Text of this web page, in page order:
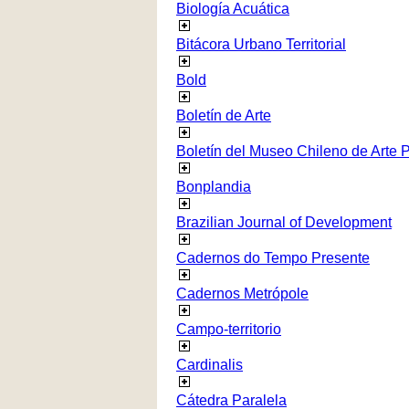
Biología Acuática
Bitácora Urbano Territorial
Bold
Boletín de Arte
Boletín del Museo Chileno de Arte
Bonplandia
Brazilian Journal of Development
Cadernos do Tempo Presente
Cadernos Metrópole
Campo-territorio
Cardinalis
Cátedra Paralela